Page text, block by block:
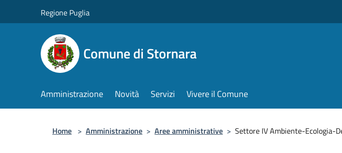
Regione Puglia
Comune di Stornara
Amministrazione Novità Servizi Vivere il Comune
Home > Amministrazione > Aree amministrative > Settore IV Ambiente-Ecologia-